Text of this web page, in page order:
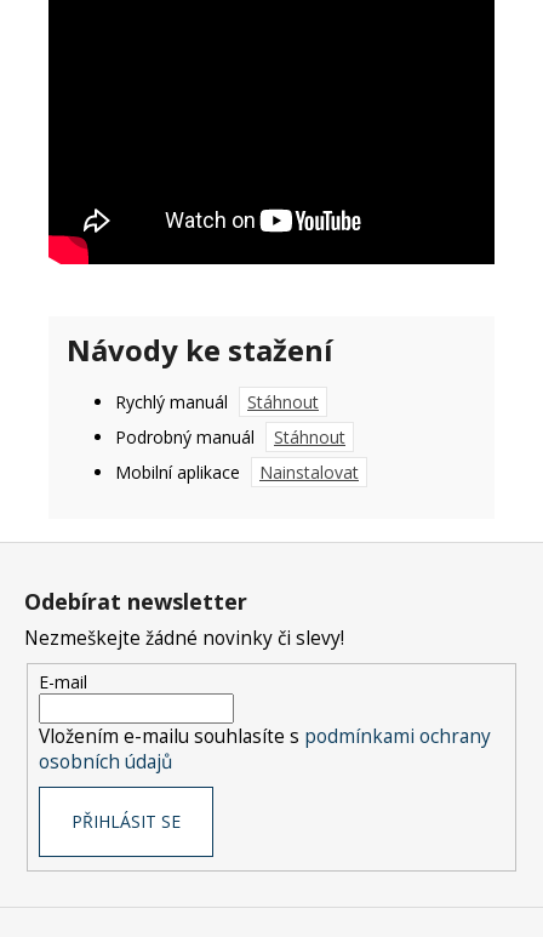
Návody ke stažení
Rychlý manuál
Stáhnout
Podrobný manuál
Stáhnout
Mobilní aplikace
Nainstalovat
Odebírat newsletter
Nezmeškejte žádné novinky či slevy!
E-mail
Vložením e-mailu souhlasíte s podmínkami ochrany
osobních údajů
PŘIHLÁSIT SE